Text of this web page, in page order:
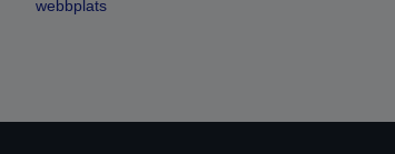
webbplats